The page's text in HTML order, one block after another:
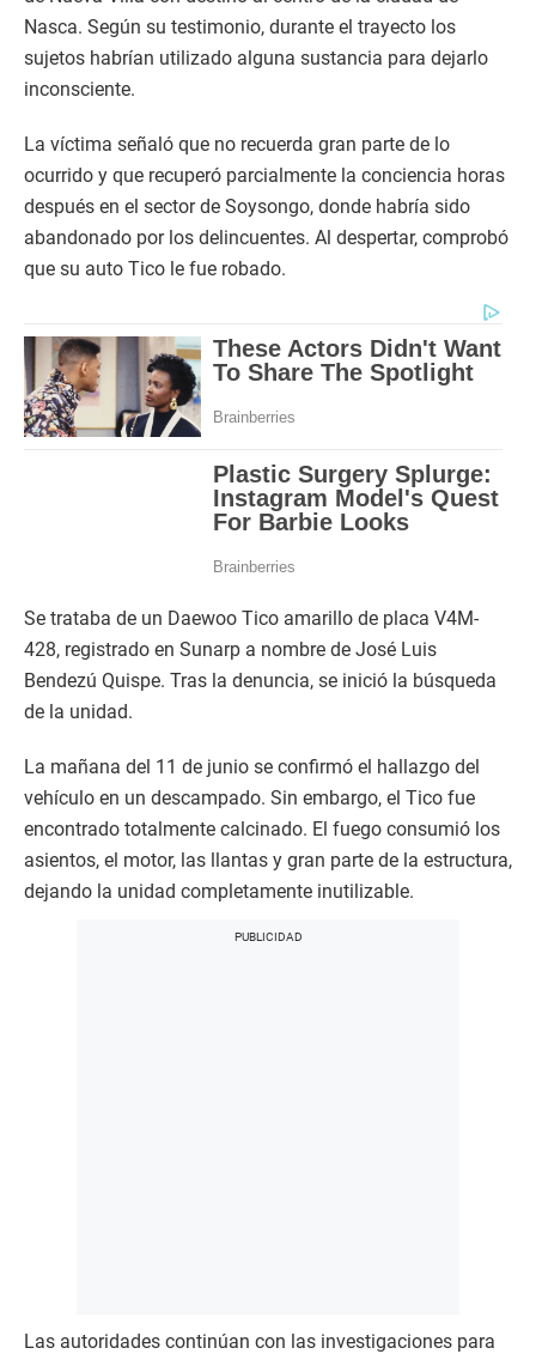
Nasca. Según su testimonio, durante el trayecto los
sujetos habrían utilizado alguna sustancia para dejarlo
inconsciente.
La víctima señaló que no recuerda gran parte de lo
ocurrido y que recuperó parcialmente la conciencia horas
después en el sector de Soysongo, donde habría sido
abandonado por los delincuentes. Al despertar, comprobó
que su auto Tico le fue robado.
Se trataba de un Daewoo Tico amarillo de placa V4M-
428, registrado en Sunarp a nombre de José Luis
Bendezú Quispe. Tras la denuncia, se inició la búsqueda
de la unidad.
La mañana del 11 de junio se confirmó el hallazgo del
vehículo en un descampado. Sin embargo, el Tico fue
encontrado totalmente calcinado. El fuego consumió los
asientos, el motor, las llantas y gran parte de la estructura,
dejando la unidad completamente inutilizable.
Las autoridades continúan con las investigaciones para